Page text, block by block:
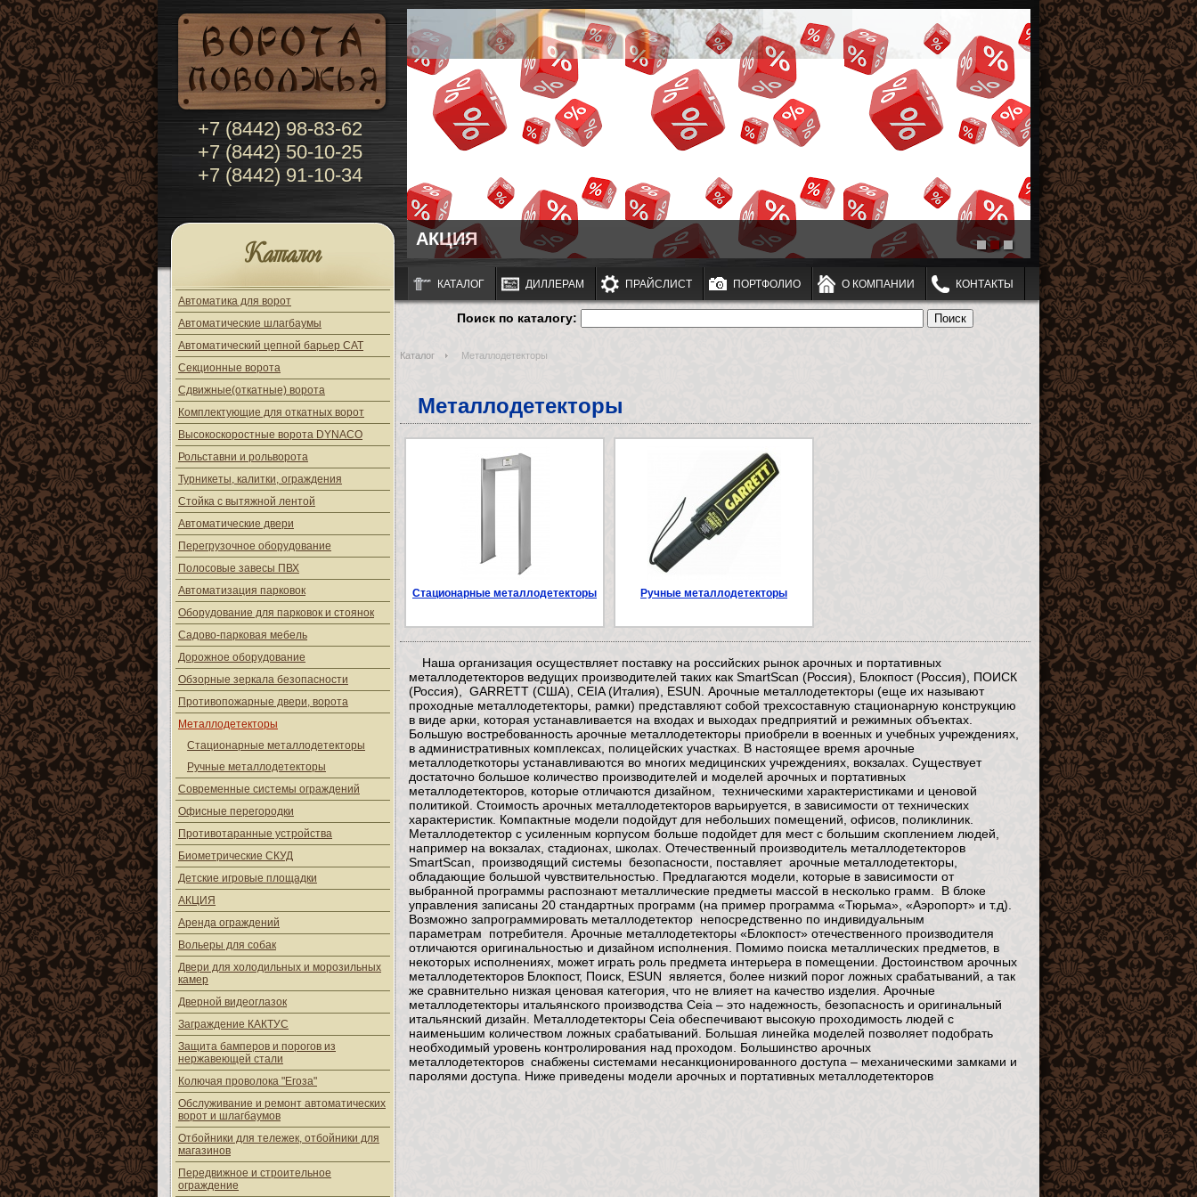
+7 (8442) 98-83-62
+7 (8442) 50-10-25
+7 (8442) 91-10-34
АКЦИЯ
Каталог
Автоматика для ворот
Автоматические шлагбаумы
Автоматический цепной барьер CAT
Секционные ворота
Сдвижные(откатные) ворота
Комплектующие для откатных ворот
Высокоскоростные ворота DYNACO
Рольставни и рольворота
Турникеты, калитки, ограждения
Стойка с вытяжной лентой
Автоматические двери
Перегрузочное оборудование
Полосовые завесы ПВХ
Автоматизация парковок
Оборудование для парковок и стоянок
Садово-парковая мебель
Дорожное оборудование
Обзорные зеркала безопасности
Противопожарные двери, ворота
Металлодетекторы
Стационарные металлодетекторы
Ручные металлодетекторы
Современные системы ограждений
Офисные перегородки
Противотаранные устройства
Биометрические СКУД
Детские игровые площадки
АКЦИЯ
Аренда ограждений
Вольеры для собак
Двери для холодильных и морозильных
камер
Дверной видеоглазок
Заграждение КАКТУС
Защита бамперов и порогов из
нержавеющей стали
Колючая проволока "Егоза"
Обслуживание и ремонт автоматических
ворот и шлагбаумов
Отбойники для тележек, отбойники для
магазинов
Передвижное и строительное
ограждение
КАТАЛОГ ДИЛЛЕРАМ ПРАЙСЛИСТ ПОРТФОЛИО О КОМПАНИИ КОНТАКТЫ
Поиск по каталогу:
Каталог Металлодетекторы
Металлодетекторы
Стационарные металлодетекторы Ручные металлодетекторы
Наша организация осуществляет поставку на российских рынок арочных и портативных
металлодетекторов ведущих производителей таких как SmartScan (Россия), Блокпост (Россия), ПОИСК
(Россия), GARRETT (США), CEIA (Италия), ESUN. Арочные металлодетекторы (еще их называют
проходные металлодетекторы, рамки) представляют собой трехсоставную стационарную конструкцию
в виде арки, которая устанавливается на входах и выходах предприятий и режимных объектах.
Большую востребованность арочные металлодетекторы приобрели в военных и учебных учреждениях,
в административных комплексах, полицейских участках. В настоящее время арочные
металлодеткоторы устанавливаются во многих медицинских учреждениях, вокзалах. Существует
достаточно большое количество производителей и моделей арочных и портативных
металлодетекторов, которые отличаются дизайном, техническими характеристиками и ценовой
политикой. Стоимость арочных металлодетекторов варьируется, в зависимости от технических
характеристик. Компактные модели подойдут для небольших помещений, офисов, поликлиник.
Металлодетектор с усиленным корпусом больше подойдет для мест с большим скоплением людей,
например на вокзалах, стадионах, школах. Отечественный производитель металлодетекторов
SmartScan, производящий системы безопасности, поставляет арочные металлодетекторы,
обладающие большой чувствительностью. Предлагаются модели, которые в зависимости от
выбранной программы распознают металлические предметы массой в несколько грамм. В блоке
управления записаны 20 стандартных программ (на пример программа «Тюрьма», «Аэропорт» и т.д).
Возможно запрограммировать металлодетектор непосредственно по индивидуальным
параметрам потребителя. Арочные металлодетекторы «Блокпост» отечественного производителя
отличаются оригинальностью и дизайном исполнения. Помимо поиска металлических предметов, в
некоторых исполнениях, может играть роль предмета интерьера в помещении. Достоинством арочных
металлодетекторов Блокпост, Поиск, ESUN является, более низкий порог ложных срабатываний, а так
же сравнительно низкая ценовая категория, что не влияет на качество изделия. Арочные
металлодетекторы итальянского производства Ceia – это надежность, безопасность и оригинальный
итальянский дизайн. Металлодетекторы Ceia обеспечивают высокую проходимость людей с
наименьшим количеством ложных срабатываний. Большая линейка моделей позволяет подобрать
необходимый уровень контролирования над проходом. Большинство арочных
металлодетекторов снабжены системами несанкционированного доступа – механическими замками и
паролями доступа. Ниже приведены модели арочных и портативных металлодетекторов